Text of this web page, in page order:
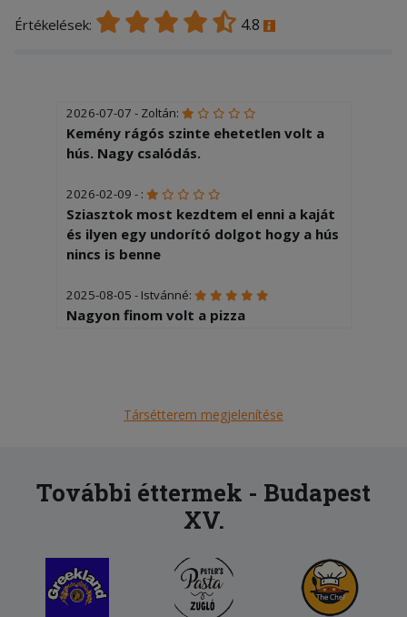
Értékelések: 4.8
2026-07-07 - Zoltán:
Kemény rágós szinte ehetetlen volt a
hús. Nagy csalódás.
2026-02-09 - :
Sziasztok most kezdtem el enni a kaját
és ilyen egy undorító dolgot hogy a hús
nincs is benne
2025-08-05 - Istvánné:
Nagyon finom volt a pizza
a megrendelést.
Társétterem megjelenítése
További éttermek - Budapest
XV.